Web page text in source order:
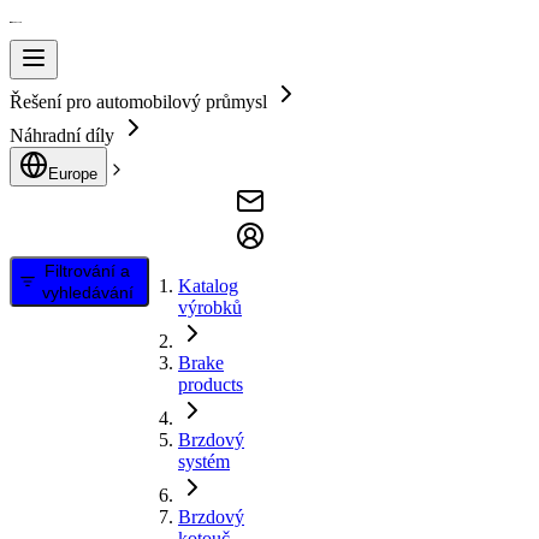
Řešení pro automobilový průmysl
Náhradní díly
Europe
Filtrování a
vyhledávání
Katalog
výrobků
Brake
products
Brzdový
systém
Brzdový